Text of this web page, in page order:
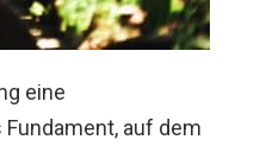
eine
auf dem